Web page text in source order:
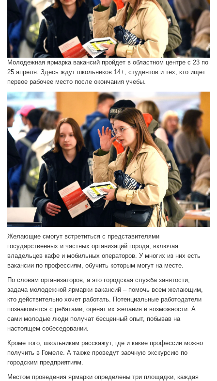
Молодежная ярмарка вакансий пройдет в областном центре с 23 по
25 апреля. Здесь ждут школьников 14+, студентов и тех, кто ищет
первое рабочее место после окончания учебы.
Желающие смогут встретиться с представителями
государственных и частных организаций города, включая
владельцев кафе и мобильных операторов. У многих из них есть
вакансии по профессиям, обучить которым могут на месте.
По словам организаторов, а это городская служба занятости,
задача молодежной ярмарки вакансий – помочь всем желающим,
кто действительно хочет работать. Потенциальные работодатели
познакомятся с ребятами, оценят их желания и возможности. А
сами молодые люди получат бесценный опыт, побывав на
настоящем собеседовании.
Кроме того, школьникам расскажут, где и какие профессии можно
получить в Гомеле. А также проведут заочную экскурсию по
городским предприятиям.
Местом проведения ярмарки определены три площадки, каждая